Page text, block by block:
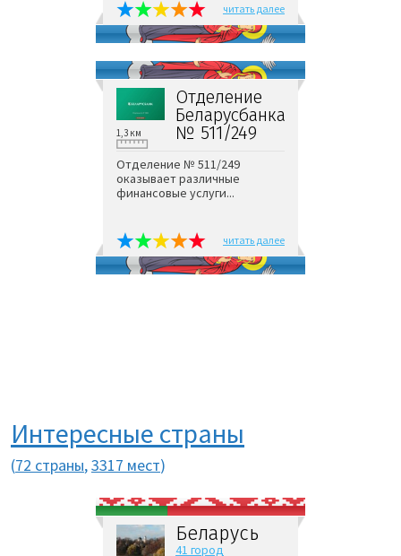
читать далее
Отделение
Беларусбанка
№ 511/249
1,3 км
Отделение № 511/249
оказывает различные
финансовые услуги...
читать далее
Интересные страны
(72 страны,3317 мест)
Беларусь
41 город